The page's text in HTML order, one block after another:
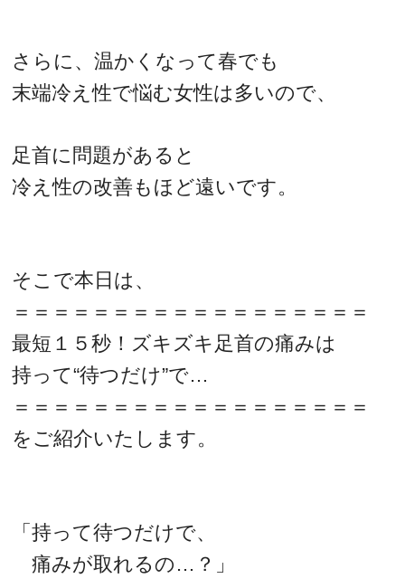
さらに、温かくなって春でも
末端冷え性で悩む女性は多いので、
足首に問題があると
冷え性の改善もほど遠いです。
そこで本日は、
＝＝＝＝＝＝＝＝＝＝＝＝＝＝＝＝＝＝
最短１５秒！ズキズキ足首の痛みは
持って“待つだけ”で…
＝＝＝＝＝＝＝＝＝＝＝＝＝＝＝＝＝＝
をご紹介いたします。
「持って待つだけで、
痛みが取れるの…？」